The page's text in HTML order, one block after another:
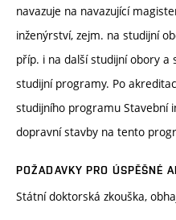
navazuje na navazující
inženýrství, zejm. na studijní
příp. i na další studijní obory a
studijní programy. Po
studijního programu Stavební
dopravní stavby na tento
POŽADAVKY PRO ÚSPĚŠNÉ
Státní doktorská zkouška,